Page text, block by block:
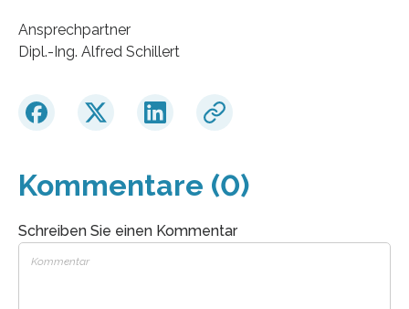
Ansprechpartner
Dipl.-Ing. Alfred Schillert
Kommentare (0)
Schreiben Sie einen Kommentar